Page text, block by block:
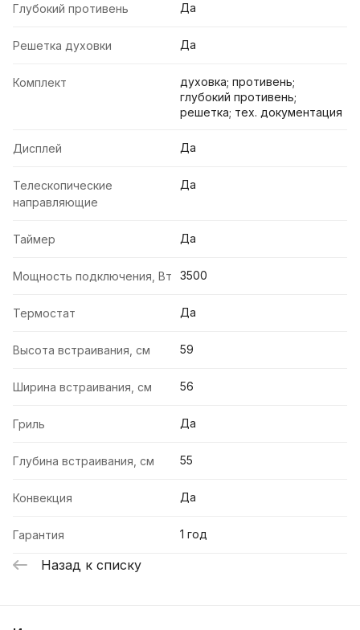
Глубокий противень Да
Решетка духовки Да
Комплект
духовка; противень;
глубокий противень;
решетка; тех. документация
Дисплей Да
Телескопические
направляющие
Да
Таймер Да
Мощность подключения, Вт 3500
Термостат Да
Высота встраивания, см 59
Ширина встраивания, см 56
Гриль Да
Глубина встраивания, см 55
Конвекция Да
Гарантия 1 год
Назад к списку